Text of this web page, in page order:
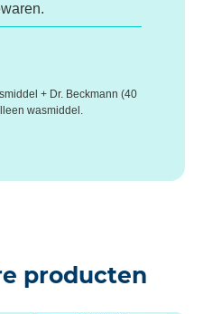
+ Dr. Beckmann (40
wasmiddel.
producten